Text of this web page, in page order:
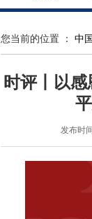
您当前的位置 ： 中
时评丨以
发布时